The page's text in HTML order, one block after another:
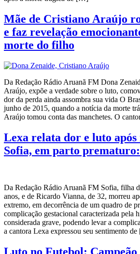
Mãe de Cristiano Araújo
e faz revelação
morte do filho
Da Redação Rádio Aruanã FM Dona
Araújo, expõe a verdade sobre o luto,
dor da perda ainda assombra sua vida O
junho de 2015, quando a notícia da morte
Araújo tomou conta das manchetes. O
Lexa relata dor e luto
Sofia, em parto
Da Redação Rádio Aruanã FM Sofia, filha
anos, e de Ricardo Vianna, de 32, morreu
extremo, em decorrência de um quadro de
complicação gestacional caracterizada pela
considerada grave, podendo levar a
a cantora Lexa expressou seu sentimento
Luto no Futebol: